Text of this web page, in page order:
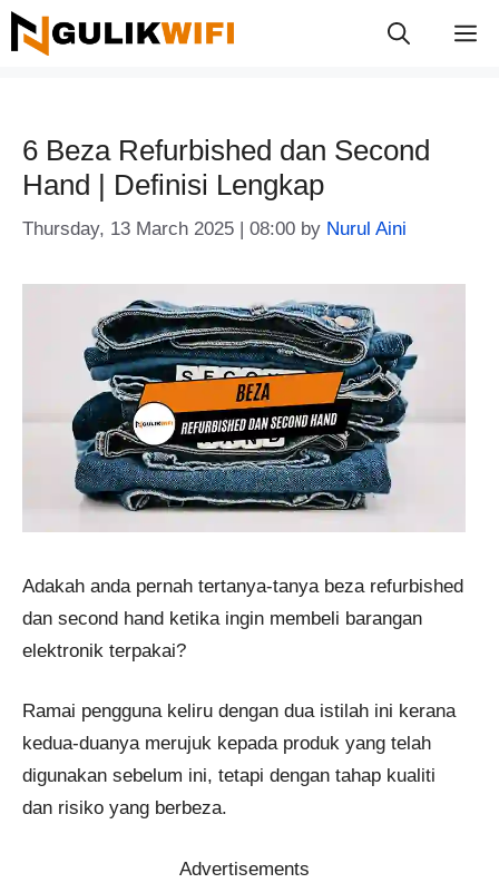
Skip
to
6 Beza Refurbished dan Second
Hand | Definisi Lengkap
Thursday, 13 March 2025 | 08:00 by Nurul Aini
Adakah anda pernah tertanya-tanya beza refurbished
dan second hand ketika ingin membeli barangan
elektronik terpakai?
Ramai pengguna keliru dengan dua istilah ini kerana
kedua-duanya merujuk kepada produk yang telah
digunakan sebelum ini, tetapi dengan tahap kualiti
dan risiko yang berbeza.
Advertisements